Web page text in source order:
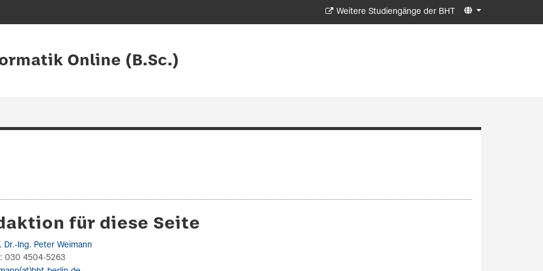
Weitere Studiengänge der BHT
Online (B.Sc.)
für diese Seite
Dr.-Ing. Peter Weimann
030 4504-5263